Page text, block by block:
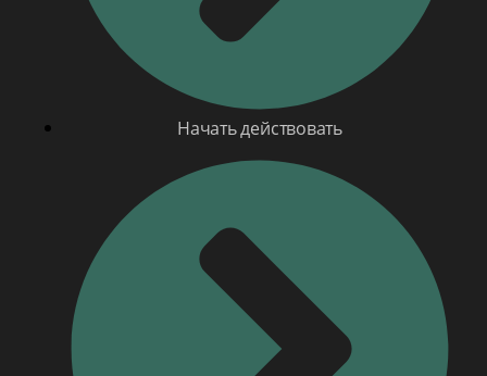
Начать действовать